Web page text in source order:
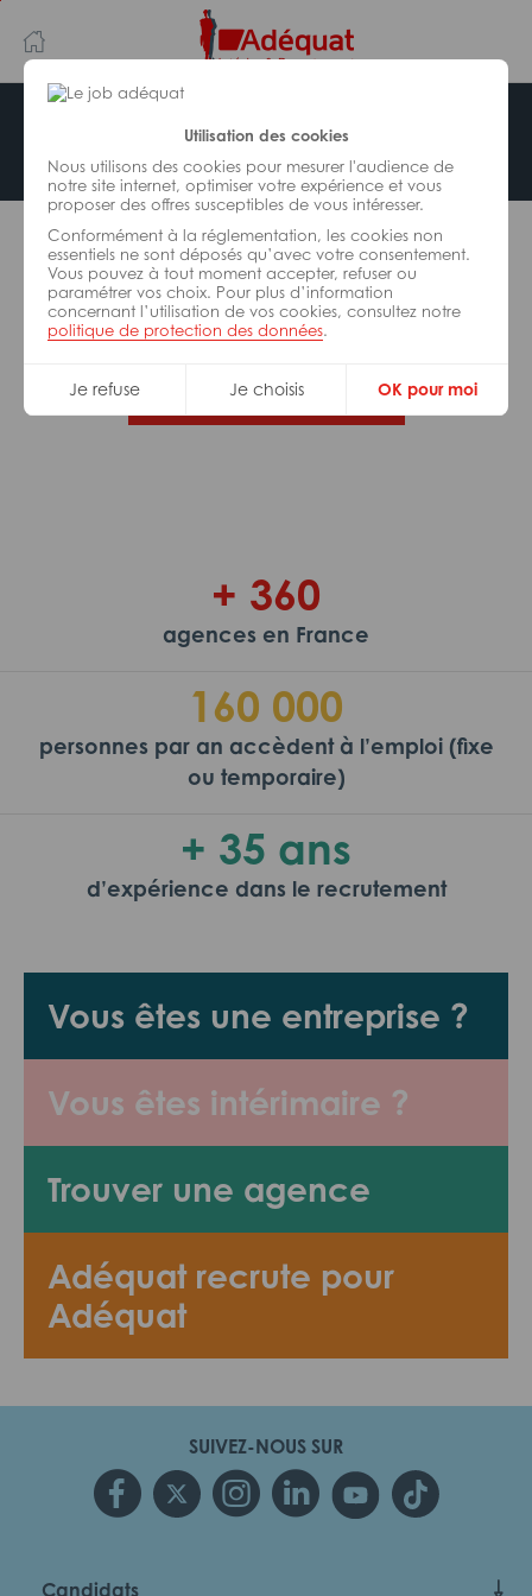
Utilisation des cookies
Nous utilisons des cookies pour mesurer l'audience de
notre site internet, optimiser votre expérience et vous
proposer des offres susceptibles de vous intéresser.
Conformément à la réglementation, les cookies non
essentiels ne sont déposés qu’avec votre consentement.
Vous pouvez à tout moment accepter, refuser ou
paramétrer vos choix. Pour plus d’information
concernant l’utilisation de vos cookies, consultez notre
politique de protection des données.
Je refuse Je choisis OK pour moi
au
contenu
principal
navigation
Offre indisponible
L’offre d’emploi que vous tentez de consulter n’est
plus disponible.
De nombreuses autres missions peuvent vous
correspondre, consultez toutes nos offres.
Trouvez votre job Adéquat !
Vous êtes une entreprise ?
Vous êtes intérimaire ?
Trouver une agence
Adéquat recrute pour
Adéquat
+ 360
agences en France
160 000
personnes par an accèdent à l’emploi (fixe
ou temporaire)
+ 35 ans
d’expérience dans le recrutement
SUIVEZ-NOUS SUR
Candidats